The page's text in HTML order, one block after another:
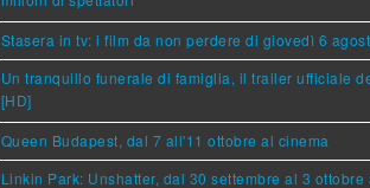
Stasera in tv: i film da non perdere di giovedì 6
Un tranquillo funerale di famiglia, il trailer ufficiale
[HD]
Queen Budapest, dal 7 all'11 ottobre al cinema
Linkin Park: Unshatter, dal 30 settembre al 3 ottobre